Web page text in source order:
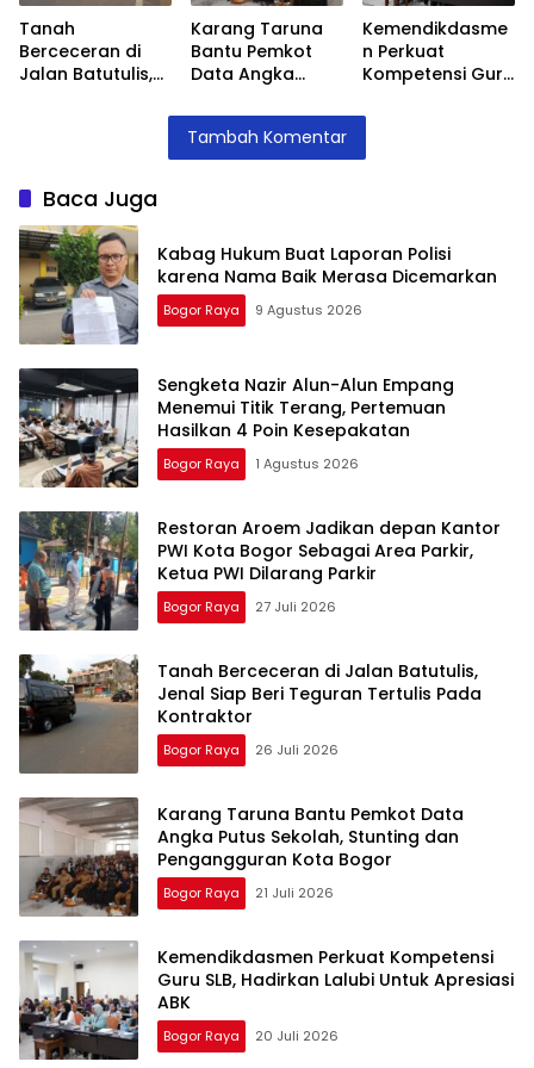
Tanah
Berceceran di
Jalan Batutulis,
Karang Taruna
Bantu Pemkot
Data Angka
Stunting dan
Pengangguran
Kota Bogor
Kemendikdasme
n Perkuat
Kompetensi Guru
Lalubi Untuk
Tambah Komentar
Baca Juga
Kabag Hukum Buat Laporan Polisi
karena Nama Baik Merasa Dicemarkan
Bogor Raya 9 Agustus 2026
Sengketa Nazir Alun-Alun Empang
Menemui Titik Terang, Pertemuan
Hasilkan 4 Poin Kesepakatan
Bogor Raya 1 Agustus 2026
Restoran Aroem Jadikan depan Kantor
PWI Kota Bogor Sebagai Area Parkir,
Ketua PWI Dilarang Parkir
Bogor Raya 27 Juli 2026
Tanah Berceceran di Jalan Batutulis,
Jenal Siap Beri Teguran Tertulis Pada
Kontraktor
Bogor Raya 26 Juli 2026
Karang Taruna Bantu Pemkot Data
Angka Putus Sekolah, Stunting dan
Pengangguran Kota Bogor
Bogor Raya 21 Juli 2026
Kemendikdasmen Perkuat Kompetensi
Guru SLB, Hadirkan Lalubi Untuk Apresiasi
ABK
Bogor Raya 20 Juli 2026